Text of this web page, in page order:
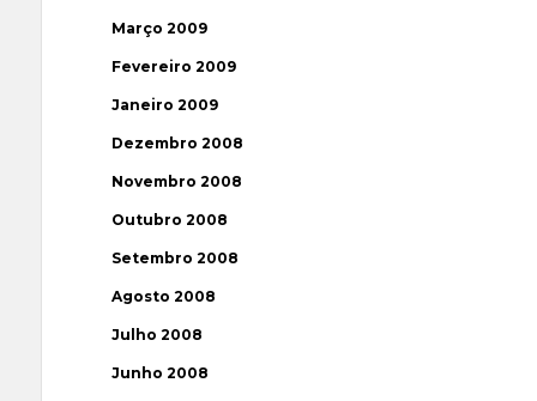
Março 2009
Fevereiro 2009
Janeiro 2009
Dezembro 2008
Novembro 2008
Outubro 2008
Setembro 2008
Agosto 2008
Julho 2008
Junho 2008